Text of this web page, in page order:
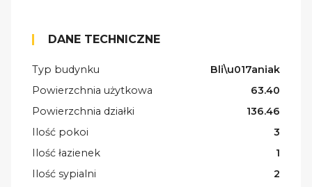
DANE TECHNICZNE
Typ budynku
Bli\u017aniak
Powierzchnia użytkowa
63.40
Powierzchnia działki
136.46
Ilość pokoi
3
Ilość łazienek
1
Ilość sypialni
2